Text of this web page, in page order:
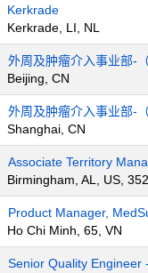
Kerkrade
Kerkrade, LI, NL
外周及肿瘤介入事业部-
Beijing, CN
外周及肿瘤介入事业部-
Shanghai, CN
Associate Territory
Birmingham, AL, US,
Product Manager,
Ho Chi Minh, 65, VN
Senior Quality Engineer